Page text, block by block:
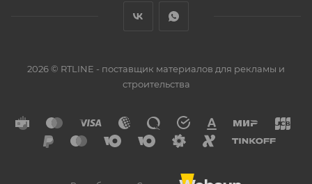
2026 © RTLINE - поставщик материалов для рекламы и
строительства